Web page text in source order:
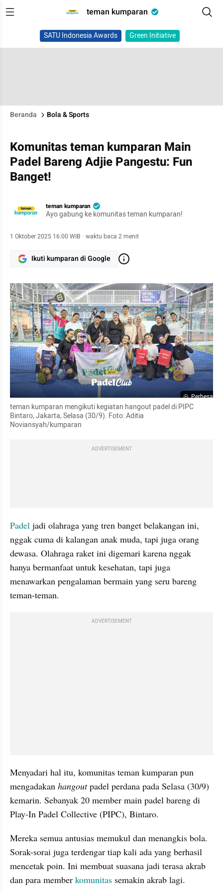
teman kumparan
SATU Indonesia Awards Green Initiative
Beranda Bola & Sports
Komunitas teman kumparan Main
Padel Bareng Adjie Pangestu: Fun
Banget!
teman kumparan
Ayo gabung ke komunitas teman kumparan!
1 Oktober 2025 16:00 WIB · waktu baca 2 menit
Ikuti kumparan di Google
Perbesar
teman kumparan mengikuti kegiatan hangout padel di PIPC
Bintaro, Jakarta, Selasa (30/9). Foto: Aditia
Noviansyah/kumparan
ADVERTISEMENT
Padel jadi olahraga yang tren banget belakangan ini,
nggak cuma di kalangan anak muda, tapi juga orang
dewasa. Olahraga raket ini digemari karena nggak
hanya bermanfaat untuk kesehatan, tapi juga
menawarkan pengalaman bermain yang seru bareng
teman-teman.
ADVERTISEMENT
Menyadari hal itu, komunitas teman kumparan pun
mengadakan hangout padel perdana pada Selasa (30/9)
kemarin. Sebanyak 20 member main padel bareng di
Play-In Padel Collective (PIPC), Bintaro.
Mereka semua antusias memukul dan menangkis bola.
Sorak-sorai juga terdengar tiap kali ada yang berhasil
mencetak poin. Ini membuat suasana jadi terasa akrab
dan para member komunitas semakin akrab lagi.